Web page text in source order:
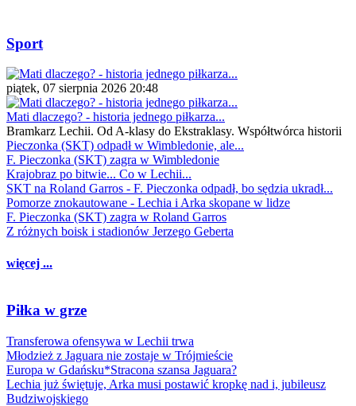
Sport
piątek, 07 sierpnia 2026 20:48
Mati dlaczego? - historia jednego piłkarza...
Bramkarz Lechii. Od A-klasy do Ekstraklasy. Współtwórca historii
Pieczonka (SKT) odpadł w Wimbledonie, ale...
F. Pieczonka (SKT) zagra w Wimbledonie
Krajobraz po bitwie... Co w Lechii...
SKT na Roland Garros - F. Pieczonka odpadł, bo sędzia ukradł...
Pomorze znokautowane - Lechia i Arka skopane w lidze
F. Pieczonka (SKT) zagra w Roland Garros
Z różnych boisk i stadionów Jerzego Geberta
więcej ...
Piłka w grze
Transferowa ofensywa w Lechii trwa
Młodzież z Jaguara nie zostaje w Trójmieście
Europa w Gdańsku*Stracona szansa Jaguara?
Lechia już świętuje, Arka musi postawić kropkę nad i, jubileusz
Budziwojskiego